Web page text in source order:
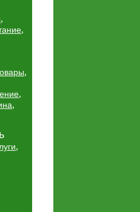
,
,
,
,
,
,